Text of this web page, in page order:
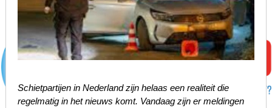
Schietpartijen in Nederland zijn helaas een realiteit die
regelmatig in het nieuws komt. Vandaag zijn er meldingen